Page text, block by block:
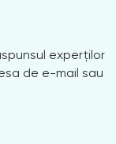
experților
de e-mail sau